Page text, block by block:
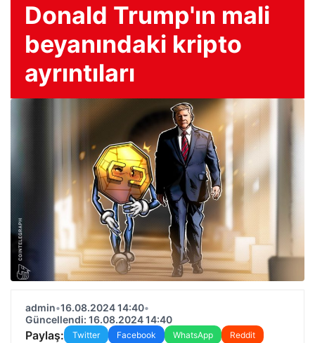
Donald Trump'ın mali
beyanındaki kripto
ayrıntıları
admin•16.08.2024 14:40•
Güncellendi: 16.08.2024 14:40
Paylaş: Twitter Facebook WhatsApp
Reddit